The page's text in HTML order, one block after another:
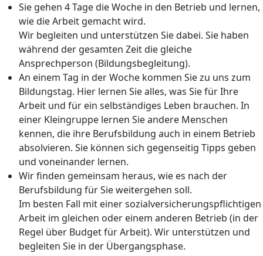
Sie gehen 4 Tage die Woche in den Betrieb und lernen,
wie die Arbeit gemacht wird.
Wir begleiten und unterstützen Sie dabei. Sie haben
während der gesamten Zeit die gleiche
Ansprechperson (Bildungsbegleitung).
An einem Tag in der Woche kommen Sie zu uns zum
Bildungstag. Hier lernen Sie alles, was Sie für Ihre
Arbeit und für ein selbständiges Leben brauchen. In
einer Kleingruppe lernen Sie andere Menschen
kennen, die ihre Berufsbildung auch in einem Betrieb
absolvieren. Sie können sich gegenseitig Tipps geben
und voneinander lernen.
Wir finden gemeinsam heraus, wie es nach der
Berufsbildung für Sie weitergehen soll.
Im besten Fall mit einer sozialversicherungspflichtigen
Arbeit im gleichen oder einem anderen Betrieb (in der
Regel über Budget für Arbeit). Wir unterstützen und
begleiten Sie in der Übergangsphase.